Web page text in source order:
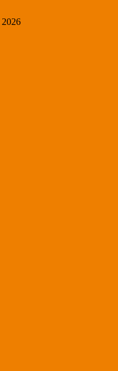
2026